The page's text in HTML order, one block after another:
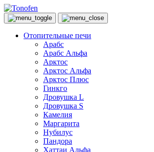
Отопительные печи
Арабс
Арабс Альфа
Арктос
Арктос Альфа
Арктос Плюс
Гинкго
Дровушка L
Дровушка S
Камелия
Маргарита
Нубилус
Пандора
Хаттаи Альфа